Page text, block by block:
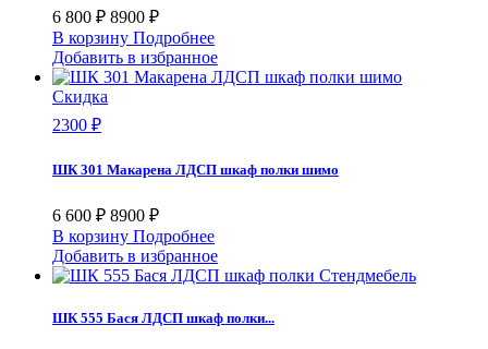
Невский Ламинат
Нижегородмебель и К
НК Мебель 16
Нонтон 31
Олимп(Олмеко)
Пеликан
Пиррогрупп
0
Росток 10
Сведста 24
СВК 14
Сильва 9
Сокол 0
6 800 ₽ 8900 ₽
В корзину Подробнее
Добавить в избранное
Скидка
2300 ₽
ШК 301 Макарена ЛДСП шкаф полки шимо
6 600 ₽ 8900 ₽
В корзину Подробнее
Добавить в избранное
ШК 555 Бася ЛДСП шкаф полки...